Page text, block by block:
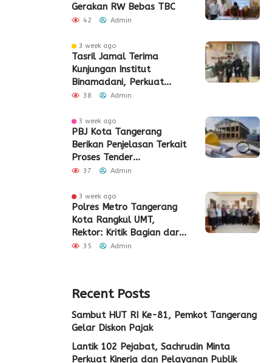
Gerakan RW Bebas TBC
42 Admin
3 week ago
Tasril Jamal Terima
Kunjungan Institut
Binamadani, Perkuat
Sinergi Bangun SDM Kota
38 Admin
3 week ago
PBJ Kota Tangerang
Berikan Penjelasan Terkait
Proses Tender
Pembangunan Eks Pabrik
37 Admin
3 week ago
Polres Metro Tangerang
Kota Rangkul UMT,
Rektor: Kritik Bagian dari
Demokrasi
35 Admin
Recent Posts
Sambut HUT RI Ke-81, Pemkot Tangerang
Gelar Diskon Pajak
Lantik 102 Pejabat, Sachrudin Minta
Perkuat Kinerja dan Pelayanan Publik